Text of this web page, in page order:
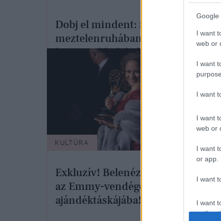
Google
I want
web or
I want
I want
I want
web or
I want
or app.
I want
I want
Dobj el mindent: Selena Gomez
meztelenruhában és a világ
legnagyobb dekoltázsában
érkezett az Emmy-díjátadóra
KULTÚRA
Exkluzív! Belenéztünk
az Emmy-vendégek
ajándéktáskájába!
A
Los